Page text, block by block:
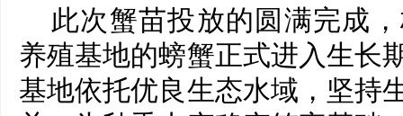
此次蟹苗投放的圆满完成
养殖基地的螃蟹正式进入生长
基地依托优良生态水域，坚持